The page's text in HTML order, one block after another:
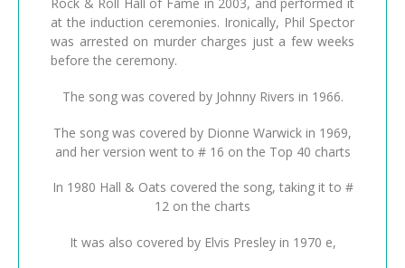
Rock & Roll Hall of Fame in 2003, and performed it
at the induction ceremonies. Ironically, Phil Spector
was arrested on murder charges just a few weeks
before the ceremony.
The song was covered by Johnny Rivers in 1966.
The song was covered by Dionne Warwick in 1969,
and her version went to # 16 on the Top 40 charts
In 1980 Hall & Oats covered the song, taking it to #
12 on the charts
It was also covered by Elvis Presley in 1970 e,